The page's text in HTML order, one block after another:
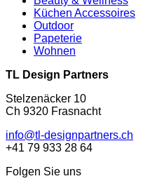
Küchen Accessoires
Outdoor
Papeterie
Wohnen
TL Design Partners
Stelzenäcker 10
Ch 9320 Frasnacht
info@tl-designpartners.ch
+41 79 933 28 64
Folgen Sie uns